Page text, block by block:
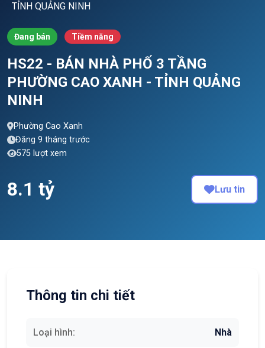
TỈNH QUẢNG NINH
Đang bán Tiềm năng
HS22 - BÁN NHÀ PHỐ 3 TẦNG
PHƯỜNG CAO XANH - TỈNH QUẢNG
NINH
Phường Cao Xanh
Đăng 9 tháng trước
575 lượt xem
8.1 tỷ Lưu tin
Thông tin chi tiết
Loại hình: Nhà